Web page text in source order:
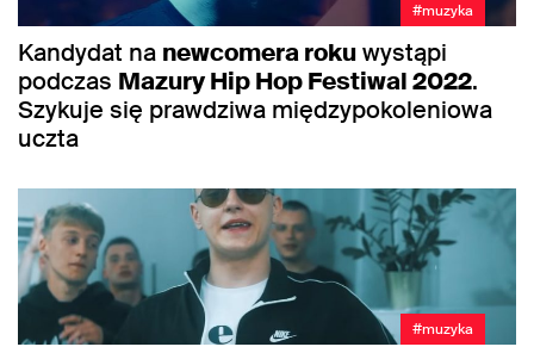
#muzyka
Kandydat na newcomera rokuwystąpi
podczas Mazury Hip Hop Festiwal 2022.
Szykuje się prawdziwa międzypokoleniowa
uczta
#muzyka